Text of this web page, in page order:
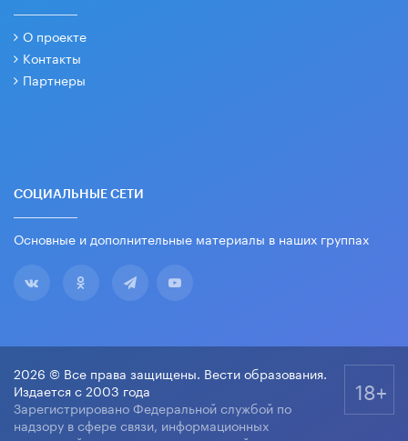
О проекте
Контакты
Партнеры
СОЦИАЛЬНЫЕ СЕТИ
Основные и дополнительные материалы в наших группах
2026 © Все права защищены. Вести образования.
Издается с 2003 года
Зарегистрировано Федеральной службой по
надзору в сфере связи, информационных
18+